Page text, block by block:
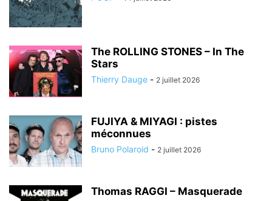
The ROLLING STONES – In The
Stars
Thierry Dauge - 2 juillet 2026
FUJIYA & MIYAGI : pistes
méconnues
Bruno Polaroid - 2 juillet 2026
Thomas RAGGI – Masquerade